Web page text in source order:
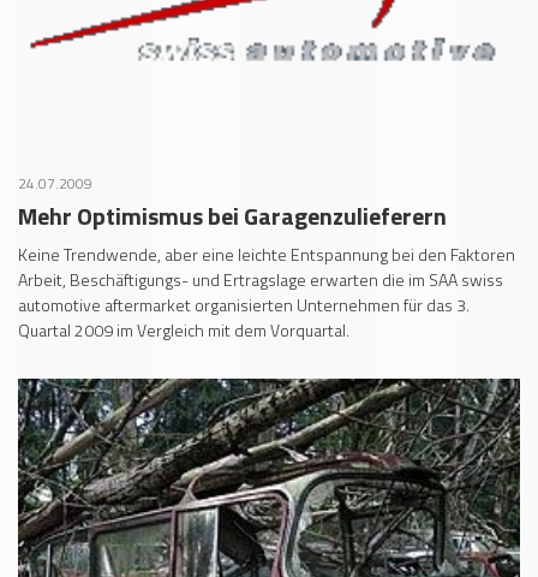
24.07.2009
Mehr Optimismus bei Garagenzulieferern
Keine Trendwende, aber eine leichte Entspannung bei den Faktoren
Arbeit, Beschäftigungs- und Ertragslage erwarten die im SAA swiss
automotive aftermarket organisierten Unternehmen für das 3.
Quartal 2009 im Vergleich mit dem Vorquartal.